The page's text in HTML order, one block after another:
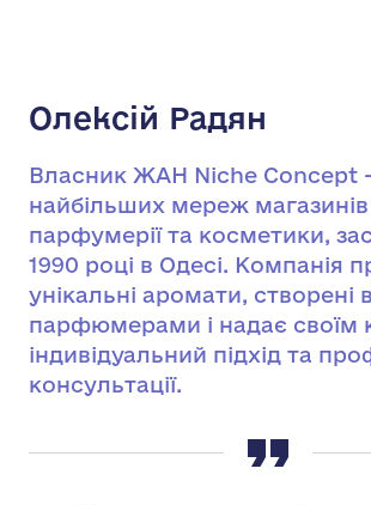
Олексій Радян
Власник ЖАН Niche Concept —
найбільших мереж магазинів
парфумерії та косметики,
1990 році в Одесі. Компанія
унікальні аромати, створені
парфюмерами і надає своїм
індивідуальний підхід та
консультації.